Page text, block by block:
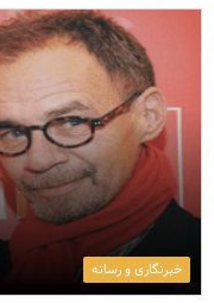
خبرنگاری و رسانه